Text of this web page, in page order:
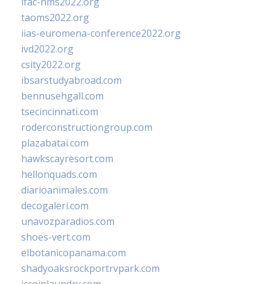
taoms2022.org
iias-euromena-conference2022.org
ivd2022.org
csity2022.org
ibsarstudyabroad.com
bennusehgall.com
tsecincinnati.com
roderconstructiongroup.com
plazabatai.com
hawkscayresort.com
hellonquads.com
diarioanimales.com
decogaleri.com
unavozparadios.com
shoes-vert.com
elbotanicopanama.com
shadyoaksrockportrvpark.com